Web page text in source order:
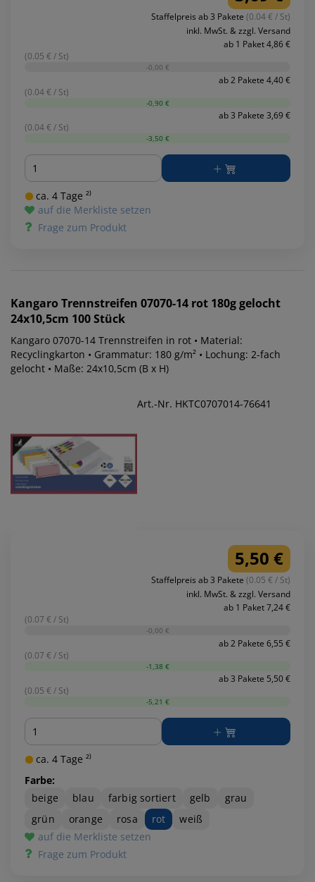
Staffelpreis ab 3 Pakete (0.04 € / St)
inkl. MwSt. & zzgl. Versand
ab 1 Paket 4,86 €
(0.05 € / St)
-0,00 €
ab 2 Pakete 4,40 €
(0.04 € / St)
-0,90 €
ab 3 Pakete 3,69 €
(0.04 € / St)
-3,50 €
Menge
ca. 4 Tage ²⁾
auf die Merkliste setzen
Frage zum Produkt
Kangaro Trennstreifen 07070-14 rot 180g gelocht
24x10,5cm 100 Stück
Kangaro 07070-14 Trennstreifen in rot • Material:
Recyclingkarton • Grammatur: 180 g/m² • Lochung: 2-fach
gelocht • Maße: 24x10,5cm (B x H)
Art.-Nr. HKTC0707014-76641
5,50 €
Staffelpreis ab 3 Pakete (0.05 € / St)
inkl. MwSt. & zzgl. Versand
ab 1 Paket 7,24 €
(0.07 € / St)
-0,00 €
ab 2 Pakete 6,55 €
(0.07 € / St)
-1,38 €
ab 3 Pakete 5,50 €
(0.05 € / St)
-5,21 €
Menge
ca. 4 Tage ²⁾
Farbe:
beige
blau farbig sortiert gelb
grau
grün
orange rosa rot
weiß
auf die Merkliste setzen
Frage zum Produkt